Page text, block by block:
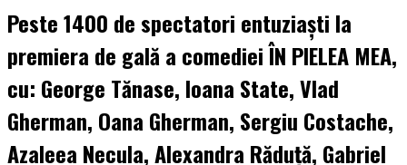
Peste 1400 de spectatori entuziaști la
premiera de gală a comediei ÎN PIELEA MEA,
cu: George Tănase, Ioana State, Vlad
Gherman, Oana Gherman, Sergiu Costache,
Azaleea Necula, Alexandra Răduță, Gabriel